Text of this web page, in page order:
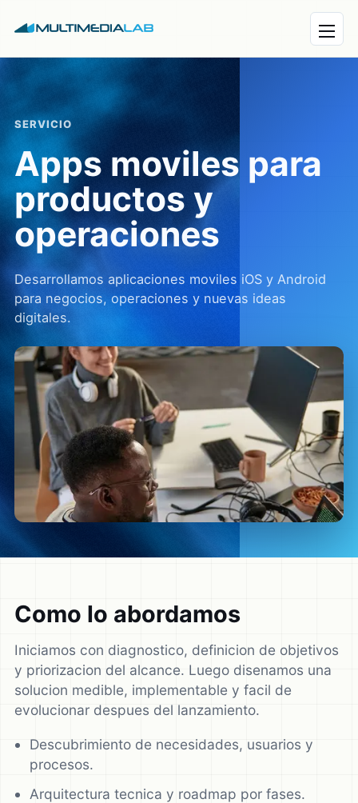
Abrir
SERVICIO
Apps moviles para
productos y
operaciones
Desarrollamos aplicaciones moviles iOS y Android
para negocios, operaciones y nuevas ideas
digitales.
Como lo abordamos
Iniciamos con diagnostico, definicion de objetivos
y priorizacion del alcance. Luego disenamos una
solucion medible, implementable y facil de
evolucionar despues del lanzamiento.
Descubrimiento de necesidades, usuarios y
procesos.
Arquitectura tecnica y roadmap por fases.